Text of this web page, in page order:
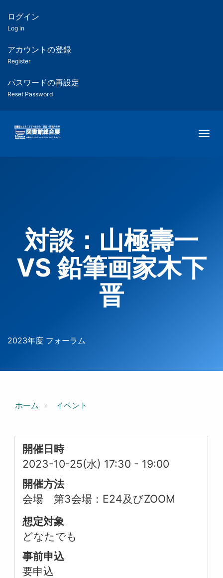
ツ
匿
名
ユ
ー
ー
用
メ
ログイン
Log in
アカウントの登録
Register
パスワードの再設定
Reset Password
対談：山極壽一
VS 鉛筆画家木下
晋
2023年度 フォーラム
ホーム イベント
開催日時
2023-10-25(水) 17:30 - 19:00
開催方法
会場 第3会場：E24及びZOOM
想定対象
どなたでも
事前申込
要申込